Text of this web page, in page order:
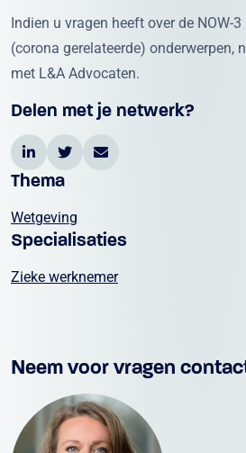
Indien u vragen heeft over de NOW-
(corona gerelateerde) onderwerpen,
met L&A Advocaten.
Delen met je netwerk?
Thema
Wetgeving
Specialisaties
Zieke werknemer
Neem voor vragen